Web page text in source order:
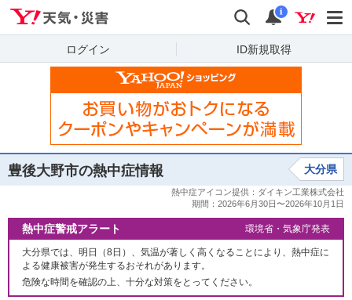
検索 通知
i
ログイン ID新規取得
豊後大野市の熱中症情報 大分県
熱中症警戒アラート 環境省・気象庁発表
大分県では、明日（8日）、気温が著しく高くなることにより、熱中症に
よる健康被害が発生するおそれがあります。
危険な時間を確認の上、十分な対策をとってください。